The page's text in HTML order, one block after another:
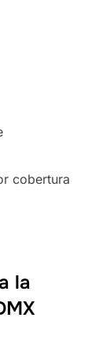
cobertura
la